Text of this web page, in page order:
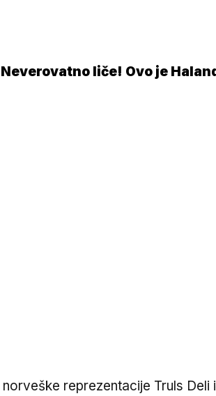
Neverovatno liče! Ovo je
reprezentacije Truls